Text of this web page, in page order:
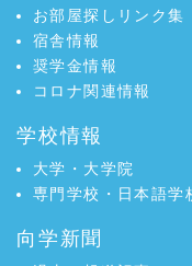
お部屋探しリンク集
宿舎情報
奨学金情報
コロナ関連情報
学校情報
大学・大学院
専門学校・日本語学
向学新聞